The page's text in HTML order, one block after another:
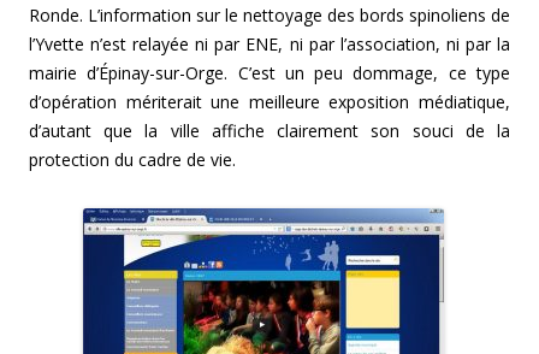
Ronde. L’information sur le nettoyage des bords spinoliens de
l’Yvette n’est relayée ni par ENE, ni par l’association, ni par la
mairie d’Épinay-sur-Orge. C’est un peu dommage, ce type
d’opération mériterait une meilleure exposition médiatique,
d’autant que la ville affiche clairement son souci de la
protection du cadre de vie.